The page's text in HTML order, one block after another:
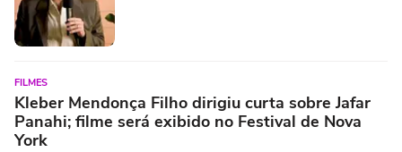
FILMES
Kleber Mendonça Filho dirigiu curta sobre Jafar
Panahi; filme será exibido no Festival de Nova
York